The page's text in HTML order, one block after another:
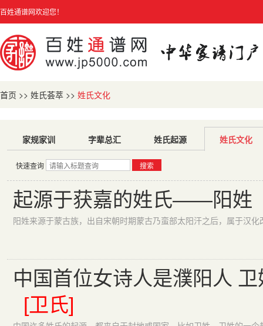
百姓通谱网欢迎您！
首页 >> 姓氏荟萃 >> 姓氏文化
家规家训 字辈总汇 姓氏起源 姓氏文化
快速查询 搜索
起源于获嘉的姓氏——阳姓
中国首位女诗人是濮阳人
[卫氏]